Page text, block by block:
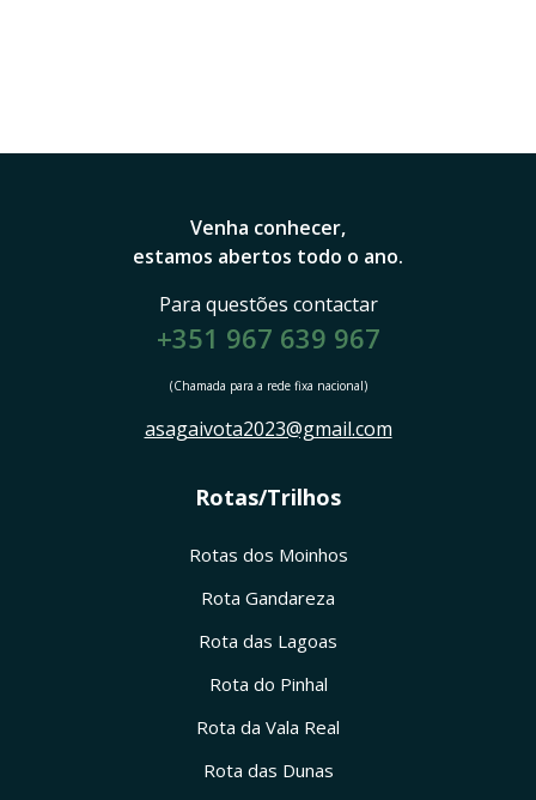
Venha conhecer,
estamos abertos todo o ano.
Para questões contactar
+351 967 639 967
(Chamada para a rede fixa nacional)
asagaivota2023@gmail.com
Rotas/Trilhos
Rotas dos Moinhos
Rota Gandareza
Rota das Lagoas
Rota do Pinhal
Rota da Vala Real
Rota das Dunas